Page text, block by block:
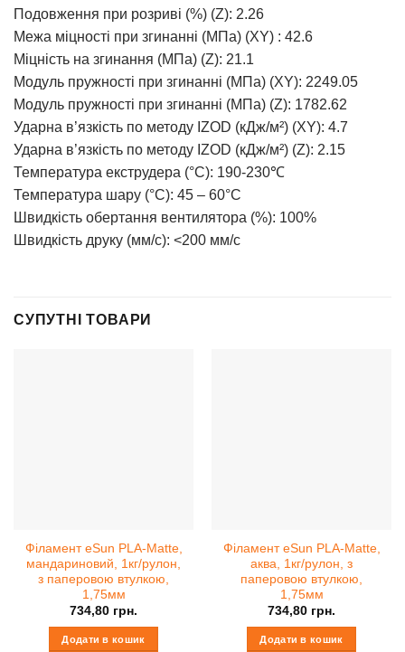
Подовження при розриві (%) (Z): 2.26
Межа міцності при згинанні (МПа) (XY) : 42.6
Міцність на згинання (МПа) (Z): 21.1
Модуль пружності при згинанні (МПа) (XY): 2249.05
Модуль пружності при згинанні (МПа) (Z): 1782.62
Ударна в’язкість по методу IZOD (кДж/м²) (XY): 4.7
Ударна в’язкість по методу IZOD (кДж/м²) (Z): 2.15
Температура екструдера (°C): 190-230℃
Температура шару (°C): 45 – 60°C
Швидкість обертання вентилятора (%): 100%
Швидкість друку (мм/с): <200 мм/с
СУПУТНІ ТОВАРИ
Філамент eSun PLA-Matte,
мандариновий, 1кг/рулон,
з паперовою втулкою,
1,75мм
734,80 грн.
Додати в кошик
Філамент eSun PLA-Matte,
аква, 1кг/рулон, з
паперовою втулкою,
1,75мм
734,80 грн.
Додати в кошик